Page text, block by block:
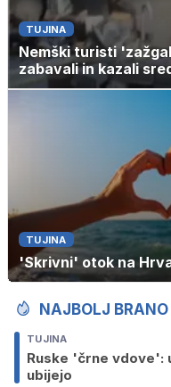
TUJINA
Nemški turisti
zabavali in kazali
TUJINA
'Skrivni' otok na
NAJBOLJ BRANO
TUJINA
Ruske 'črne vdove':
ubijejo